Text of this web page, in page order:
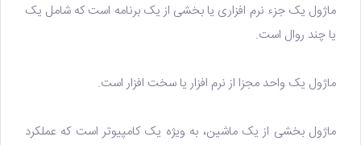
ماژول یک جزء نرم افزاری یا بخشی از یک برنامه است که شامل یک
یا چند روال است.
ماژول یک واحد مجزا از نرم افزار یا سخت افزار است.
ماژول بخشی از یک ماشین، به ویژه یک کامپیوتر است که عملکرد